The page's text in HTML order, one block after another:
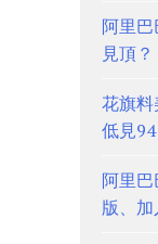
阿里
見頂？
花旗
低見94
阿里
版、